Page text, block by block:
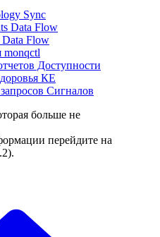
Sync
Data Flow
Data Flow
monqctl
Доступности
КЕ
Сигналов
больше не
перейдите на
).